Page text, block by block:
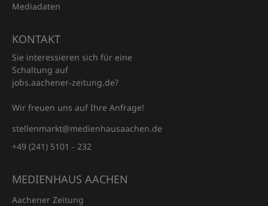
Mediadaten
KONTAKT
Sie interessieren sich für eine
Schaltung auf
jobs.aachener‑zeitung.de?
Wir freuen uns auf Ihre Anfrage!
stellenmarkt@medienhausaachen.de
+49 (241) 5101 - 232
MEDIENHAUS AACHEN
Aachener Zeitung